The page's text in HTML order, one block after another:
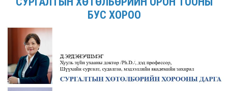
БУС ХОРОО